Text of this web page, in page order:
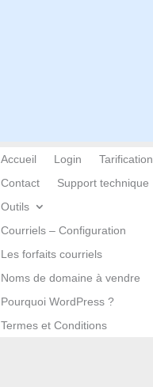
Accueil Login
Tarification
Contact
Support technique
Outils
Courriels – Configuration
Les forfaits courriels
Noms de domaine à vendre
Pourquoi WordPress ?
Termes et Conditions